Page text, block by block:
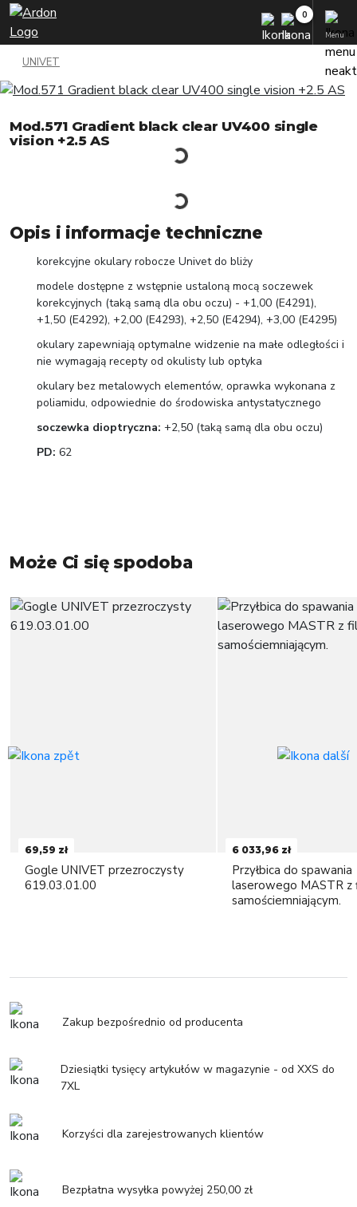
Menu
UNIVET
Mod.571 Gradient black clear UV400 single
vision +2.5 AS
Opis i informacje techniczne
korekcyjne okulary robocze Univet do bliży
modele dostępne z wstępnie ustaloną mocą soczewek
korekcyjnych (taką samą dla obu oczu) - +1,00 (E4291),
+1,50 (E4292), +2,00 (E4293), +2,50 (E4294), +3,00 (E4295)
okulary zapewniają optymalne widzenie na małe odległości i
nie wymagają recepty od okulisty lub optyka
okulary bez metalowych elementów, oprawka wykonana z
poliamidu, odpowiednie do środowiska antystatycznego
soczewka dioptryczna: +2,50 (taką samą dla obu oczu)
PD: 62
Może Ci się spodoba
69,59 zł
Gogle UNIVET przezroczysty
619.03.01.00
6 033,96 zł
Przyłbica do spawania
laserowego MASTR
samościemniającym.
Zakup bezpośrednio od producenta
Dziesiątki tysięcy artykułów w magazynie - od XXS do
7XL
Korzyści dla zarejestrowanych klientów
Bezpłatna wysyłka powyżej 250,00 zł